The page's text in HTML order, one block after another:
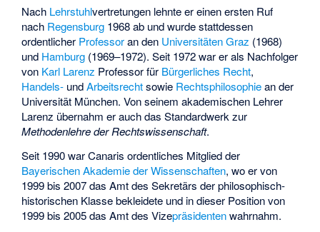
Nach Lehrstuhlvertretungen lehnte er einen ersten Ruf
nach Regensburg 1968 ab und wurde stattdessen
ordentlicher Professoran den Universitäten Graz (1968)
und Hamburg (1969–1972). Seit 1972 war er als Nachfolger
von Karl Larenz Professor für Bürgerliches Recht,
Handels- undArbeitsrechtsowie Rechtsphilosophiean der
Universität München. Von seinem akademischen Lehrer
Larenz übernahm er auch das Standardwerk zur
Methodenlehre der Rechtswissenschaft.
Seit 1990 war Canaris ordentliches Mitglied der
Bayerischen Akademie der Wissenschaften, wo er von
1999 bis 2007 das Amt des Sekretärs der philosophisch-
historischen Klasse bekleidete und in dieser Position von
1999 bis 2005 das Amt des Vizepräsidentenwahrnahm.